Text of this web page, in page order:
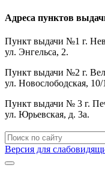
Адреса пунктов
Пункт выдачи №1 г.
ул. Энгельса, 2.
Пункт выдачи №2 г.
ул. Новослободская, 10/
Пункт выдачи № 3 г.
ул. Юрьевская, д. 3а.
Версия для